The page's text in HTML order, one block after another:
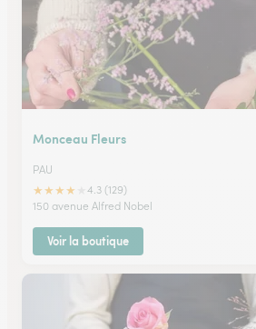
Monceau Fleurs
PAU
★★★★
4.3 (129)
150 avenue Alfred Nobel
Voir la boutique